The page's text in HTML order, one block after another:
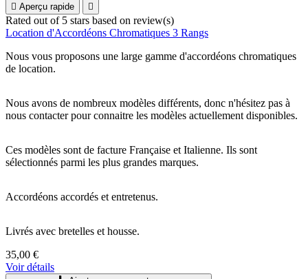
 Aperçu rapide 
Rated out of 5 stars based on review(s)
Location d'Accordéons Chromatiques 3 Rangs
Nous vous proposons une large gamme d'accordéons chromatiques
de location.
Nous avons de nombreux modèles différents, donc n'hésitez pas à
nous contacter pour connaitre les modèles actuellement disponibles.
Ces modèles sont de facture Française et Italienne. Ils sont
sélectionnés parmi les plus grandes marques.
Accordéons accordés et entretenus.
Livrés avec bretelles et housse.
35,00 €
Voir détails